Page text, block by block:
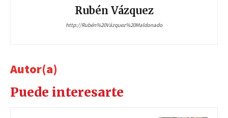
Rubén Vázquez
http://Rubén%20Vázquez%20Maldonado
Autor(a)
Puede interesarte